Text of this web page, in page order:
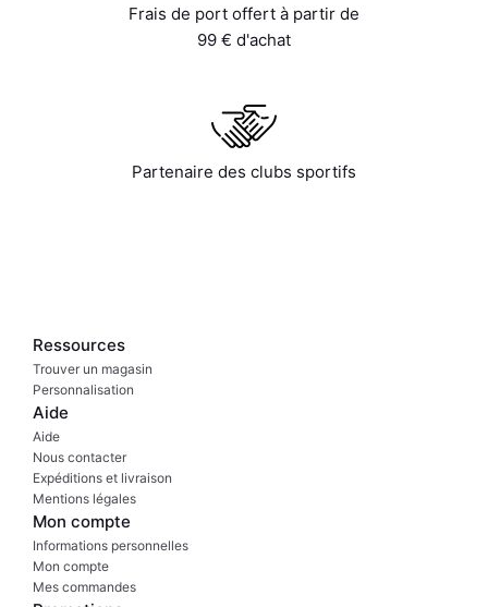
Frais de port offert à partir de
99 € d'achat
Partenaire des clubs sportifs
Ressources
Trouver un magasin
Personnalisation
Aide
Aide
Nous contacter
Expéditions et livraison
Mentions légales
Mon compte
Informations personnelles
Mon compte
Mes commandes